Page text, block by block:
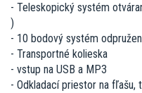
- Teleskopický systém
)
- 10 bodový systém
- Transportné kolieska
- vstup na USB a MP3
- Odkladací priestor na fľašu,